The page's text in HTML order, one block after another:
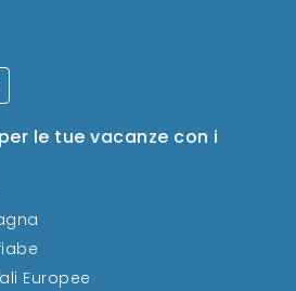
le tue vacanze con i
Europee